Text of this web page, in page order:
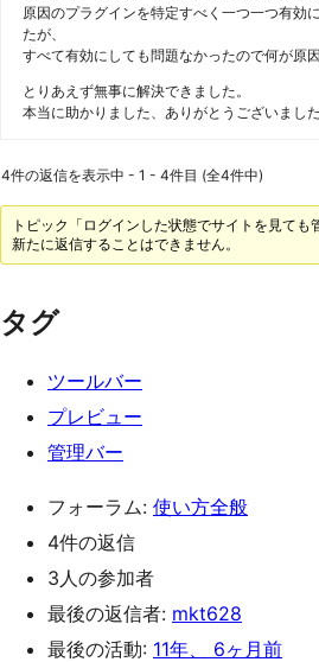
原因のプラグインを特定すべく一つ一つ有効
たが、
すべて有効にしても問題なかったので何が原
とりあえず無事に解決できました。
本当に助かりました、ありがとうございました
4件の返信を表示中 - 1 - 4件目 (全4件中)
トピック「ログインした状態でサイトを見て
新たに返信することはできません。
タグ
ツールバー
プレビュー
管理バー
フォーラム: 使い方全般
4件の返信
3人の参加者
最後の返信者: mkt628
最後の活動: 11年、 6ヶ月前